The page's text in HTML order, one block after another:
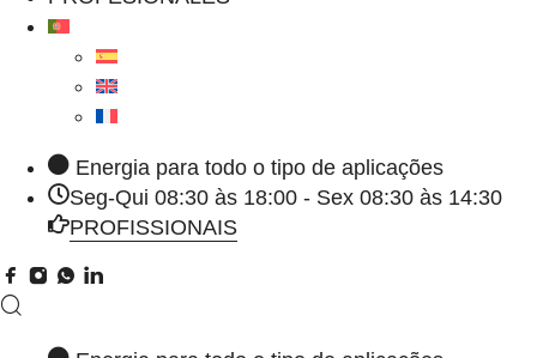
Energia para todo o tipo de aplicações
Seg-Qui 08:30 às 18:00 - Sex 08:30 às 14:30
PROFISSIONAIS